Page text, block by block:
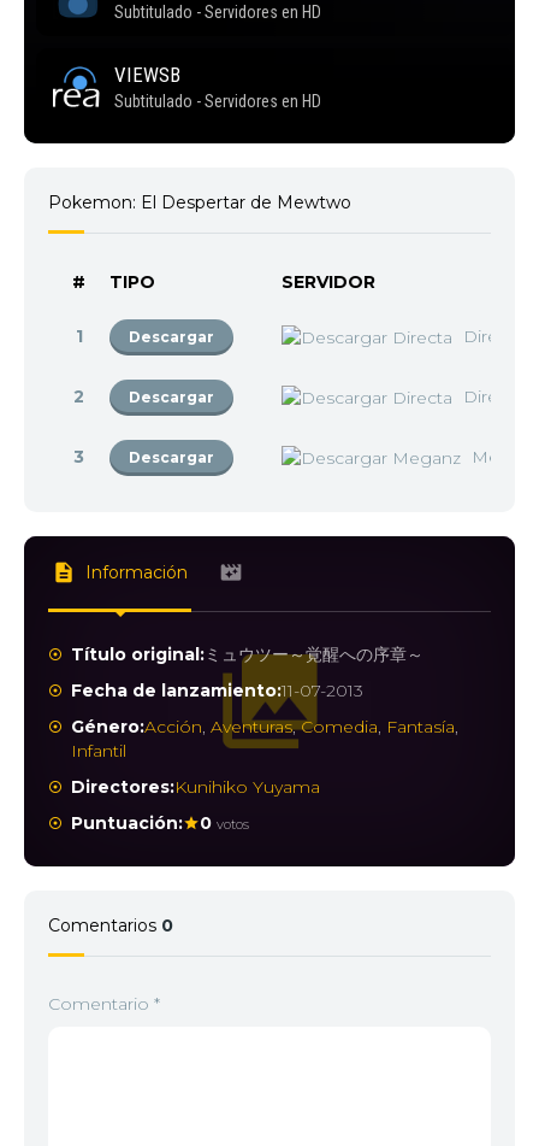
Pokemon: El Despertar de Mewtwo
# TIPO SERVIDOR
1 Descargar Directa
2 Descargar Directa
3 Descargar Meganz
Información
Título original:ミュウツー～覚醒への序章～
Fecha de lanzamiento:11-07-2013
Género:Acción,Aventuras,Comedia, Fantasía,
Infantil
Directores:Kunihiko Yuyama
Puntuación:
0 votos
Comentarios 0
Comentario *